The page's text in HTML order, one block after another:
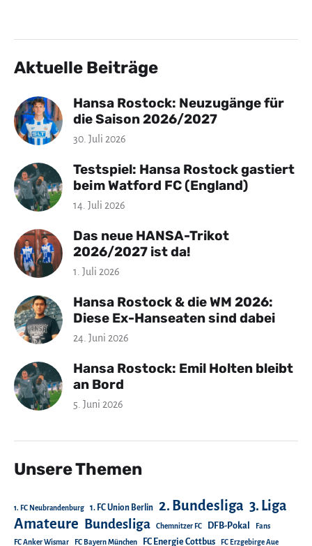
Aktuelle Beiträge
Hansa Rostock: Neuzugänge für
die Saison 2026/2027
30. Juli 2026
Testspiel: Hansa Rostock gastiert
beim Watford FC (England)
14. Juli 2026
Das neue HANSA-Trikot
2026/2027 ist da!
1. Juli 2026
Hansa Rostock & die WM 2026:
Diese Ex-Hanseaten sind dabei
24. Juni 2026
Hansa Rostock: Emil Holten bleibt
an Bord
5. Juni 2026
Unsere Themen
1. FC Neubrandenburg 1. FC Union Berlin 2. Bundesliga 3. Liga
Amateure Bundesliga Chemnitzer FC DFB-Pokal Fans
FC Anker Wismar FC Bayern München FC Energie Cottbus FC Erzgebirge Aue